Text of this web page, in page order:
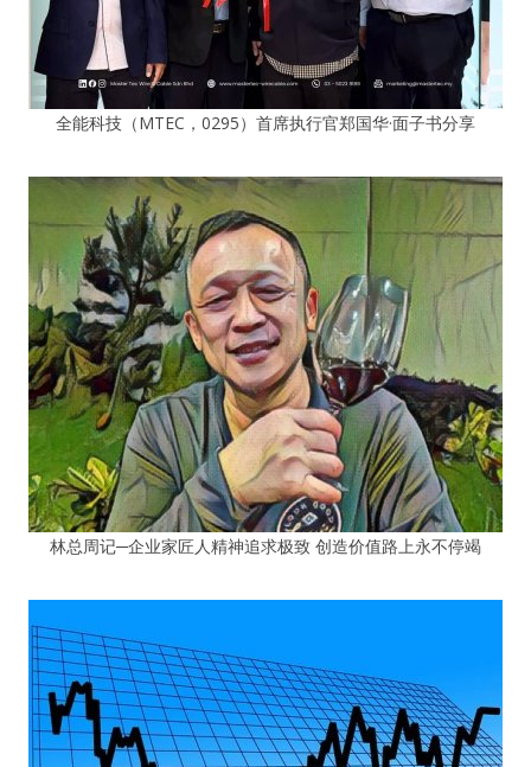
全能科技（MTEC，0295）首席执行官郑国华·面子书分享
林总周记─企业家匠人精神追求极致 创造价值路上永不停竭